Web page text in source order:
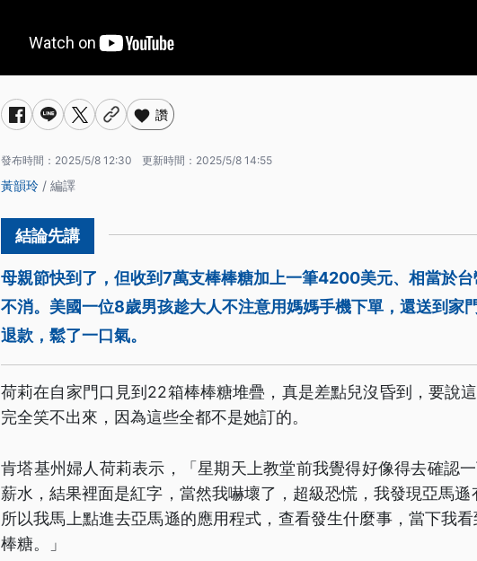
讚
發布時間： 2025/5/8 12:30 更新時間： 2025/5/8 14:55
黃韻玲 / 編譯
母親節快到了，但收到7萬支棒棒糖加上一筆4200美元、相當於
不消。美國一位8歲男孩趁大人不注意用媽媽手機下單，還送到家
退款，鬆了一口氣。
荷莉在自家門口見到22箱棒棒糖堆疊，真是差點兒沒昏到，要說
完全笑不出來，因為這些全都不是她訂的。
肯塔基州婦人荷莉表示，「星期天上教堂前我覺得好像得去確認
薪水，結果裡面是紅字，當然我嚇壞了，超級恐慌，我發現亞馬遜
所以我馬上點進去亞馬遜的應用程式，查看發生什麼事，當下我
棒糖。」